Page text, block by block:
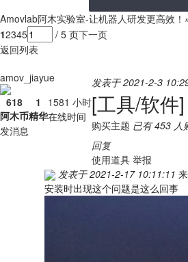
Amovlab阿木实验室-让机器人研发更高效！
12345 / 5 页下一页
返回列表
amov_jiayue
618
阿木币
1
精华
1581 小时
在线时间
发消息
发表于 2021-2-3
[工具/软件]
购买主题 已有 453 人
回复
使用道具 举报
发表于 2021-2-17 10:11:11
安装时出现这个问题是这么回事